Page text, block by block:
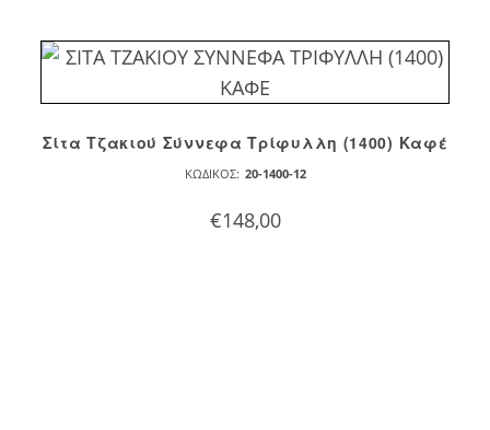
Σίτα Τζακιού Σύννεφα Τρίφυλλη (1400) Καφέ
ΚΩΔΙΚΌΣ: 20-1400-12
€148,00